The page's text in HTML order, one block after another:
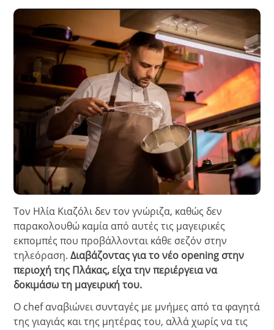
Τον Ηλία Κιαζόλι δεν τον γνώριζα, καθώς δεν
παρακολουθώ καμία από αυτές τις μαγειρικές
εκπομπές που προβάλλονται κάθε σεζόν στην
τηλεόραση.Διαβάζοντας για το νέο opening στην
περιοχή της Πλάκας, είχα την περιέργεια να
δοκιμάσω τη μαγειρική του.
Ο chef αναβιώνει συνταγές με μνήμες από τα φαγητά
της γιαγιάς και της μητέρας του, αλλά χωρίς να τις